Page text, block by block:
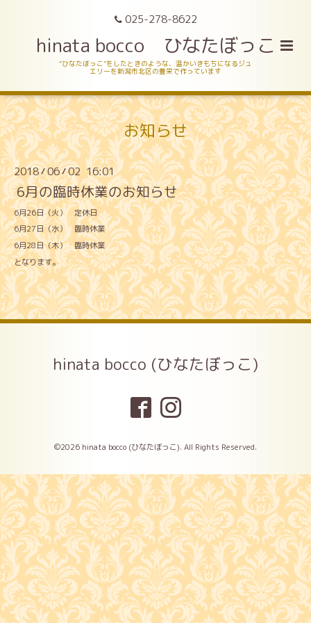
025-278-8622
hinata bocco ひなたぼっこ
“ひなたぼっこ”をしたときのような、温かいきもちになるジュ
エリーを新潟市北区の豊栄で作っています
お知らせ
2018/06/02 16:01
6月の臨時休業のお知らせ
6月26日（火） 定休日
6月27日（水） 臨時休業
6月28日（木） 臨時休業
となります。
hinata bocco (ひなたぼっこ)
©2026 hinata bocco (ひなたぼっこ). All Rights Reserved.